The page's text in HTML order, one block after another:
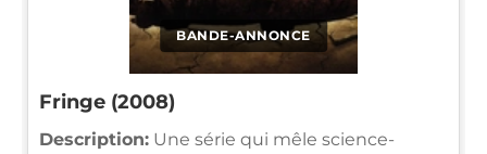
BANDE-ANNONCE
Fringe (2008)
Description: Une série qui mêle science-